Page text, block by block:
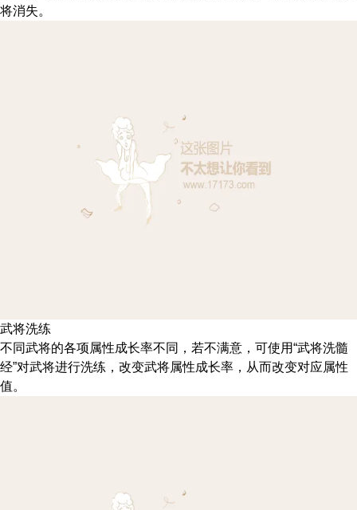
将消失。
武将洗练
不同武将的各项属性成长率不同，若不满意，可使用“武将洗髓
经”对武将进行洗练，改变武将属性成长率，从而改变对应属性
值。